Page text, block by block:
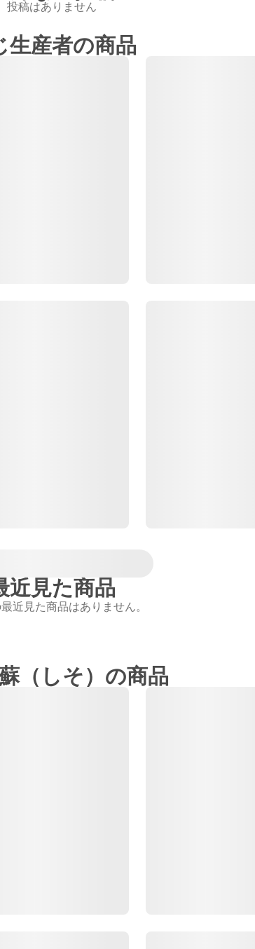
投稿はありません
生産者の商品
近見た商品
近見た商品はありません。
（しそ）の商品